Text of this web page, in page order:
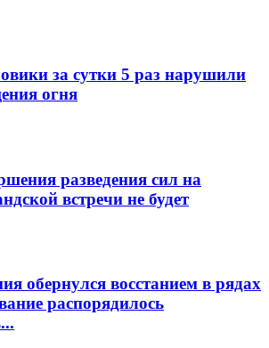
за сутки 5 раз нарушили
огня
разведения сил на
встречи не будет
обернулся восстанием в рядах
распорядилось